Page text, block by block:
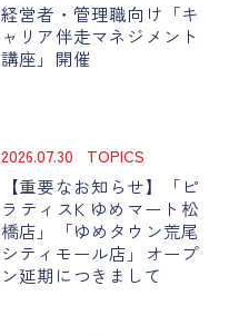
経営者・管理職向け「キ
ャリア伴走マネジメント
講座」開催
2026.07.30 TOPICS
【重要なお知らせ】「ピ
ラティスK ゆめマート松
橋店」「ゆめタウン荒尾
シティモール店」オープ
ン延期につきまして